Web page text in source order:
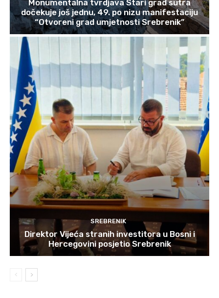
Monumentalna tvrdjava Stari grad sutra
dočekuje još jednu, 49. po nizu manifestaciju
“Otvoreni grad umjetnosti Srebrenik”
SREBRENIK
Direktor Vijeća stranih investitora u Bosni i
Hercegovini posjetio Srebrenik